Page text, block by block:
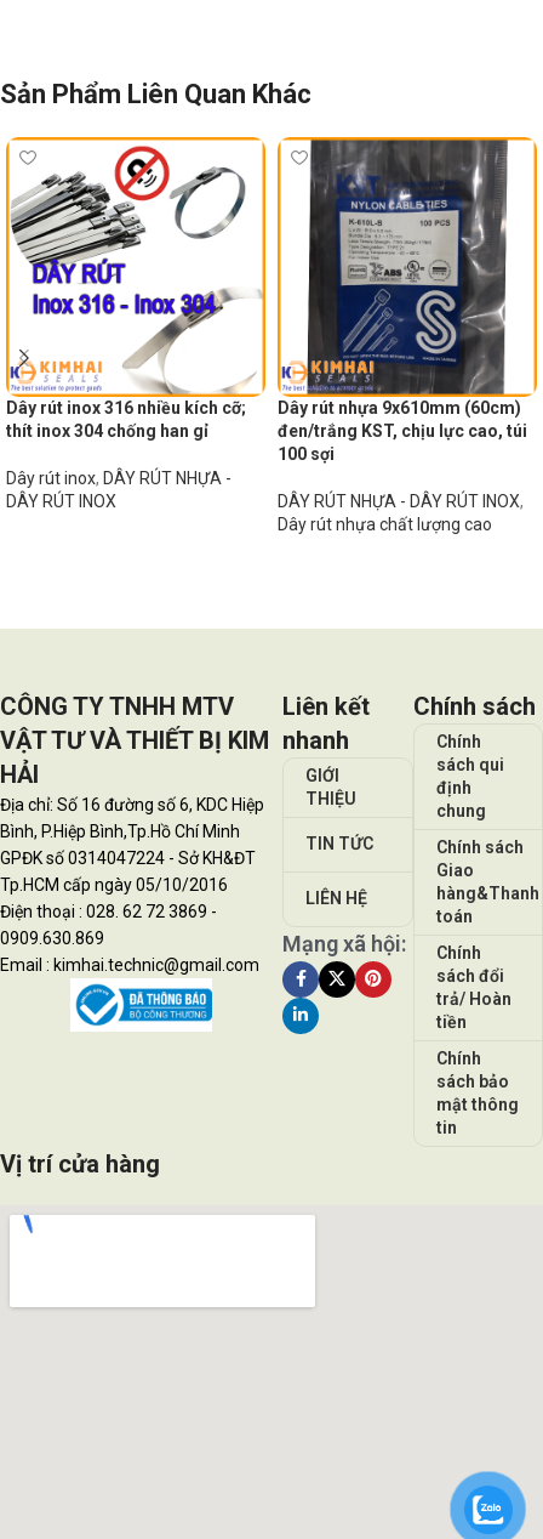
Sản Phẩm Liên Quan Khác
Dây rút inox 316 nhiều kích cỡ;
thít inox 304 chống han gỉ
Dây rút inox, DÂY RÚT NHỰA -
DÂY RÚT INOX
Dây rút nhựa 9x610mm (60cm)
đen/trắng KST, chịu lực cao, túi
100 sợi
DÂY RÚT NHỰA - DÂY RÚT INOX,
Dây rút nhựa chất lượng cao
CÔNG TY TNHH MTV
VẬT TƯ VÀ THIẾT BỊ KIM
HẢI
Địa chỉ: Số 16 đường số 6, KDC Hiệp
Bình, P.Hiệp Bình,Tp.Hồ Chí Minh
GPĐK số 0314047224 - Sở KH&ĐT
Tp.HCM cấp ngày 05/10/2016
Điện thoại : 028. 62 72 3869 -
0909.630.869
Email : kimhai.technic@gmail.com
Liên kết
nhanh
GIỚI
THIỆU
TIN TỨC
LIÊN HỆ
Mạng xã hội:
Chính sách
Chính
sách qui
định
chung
Chính sách
Giao
hàng&Thanh
toán
Chính
sách đổi
trả/ Hoàn
tiền
Chính
sách bảo
mật thông
tin
Vị trí cửa hàng